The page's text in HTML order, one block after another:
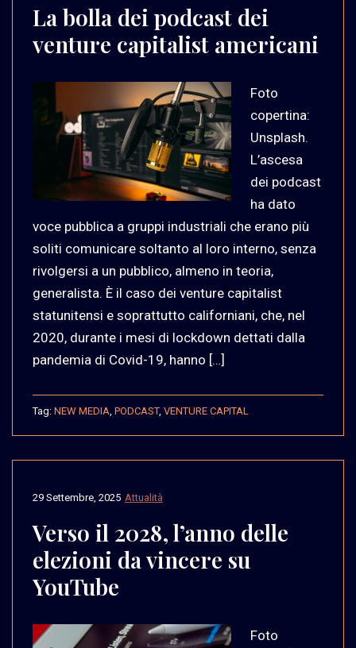
La bolla dei podcast dei
venture capitalist americani
Foto
copertina:
Unsplash.
L’ascesa
dei podcast
ha dato
voce pubblica a gruppi industriali che erano più
soliti comunicare soltanto al loro interno, senza
rivolgersi a un pubblico, almeno in teoria,
generalista. È il caso dei venture capitalist
statunitensi e soprattutto californiani, che, nel
2020, durante i mesi di lockdown dettati dalla
pandemia di Covid-19, hanno […]
Tag: NEW MEDIA PODCAST, VENTURE CAPITAL
Attualità
29 Settembre, 2025
Verso il 2028, l’anno delle
elezioni da vincere su
YouTube
Foto